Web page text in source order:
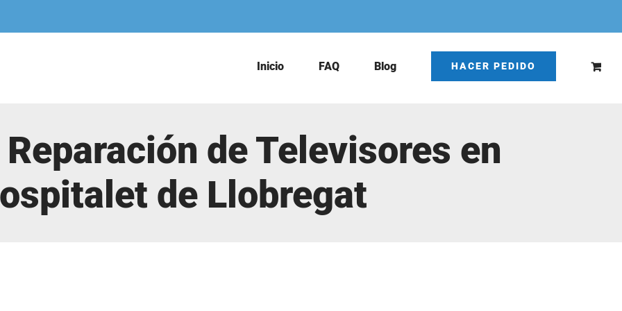
Inicio FAQ Blog HACER PEDIDO
de Televisores en
de Llobregat